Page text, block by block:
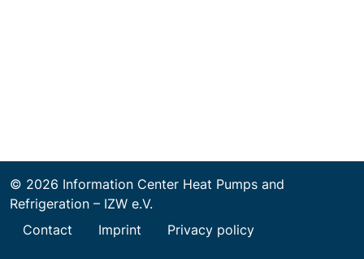
© 2026 Information Center Heat Pumps and
Refrigeration – IZW e.V.
Contact
Imprint Privacy policy